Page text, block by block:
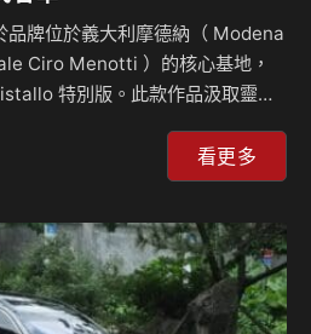
牌位於義大利摩德納（ Modena
Ciro Menotti ）的核心基地，
特別版。此款作品汲取靈感
輪廓，成為 Maserati Fuoriserie
心意象。 透過對自然光影、比例
。此次發表恰逢義大利冬季奧運聖
被選為聖火傳遞站之一，…
看更多